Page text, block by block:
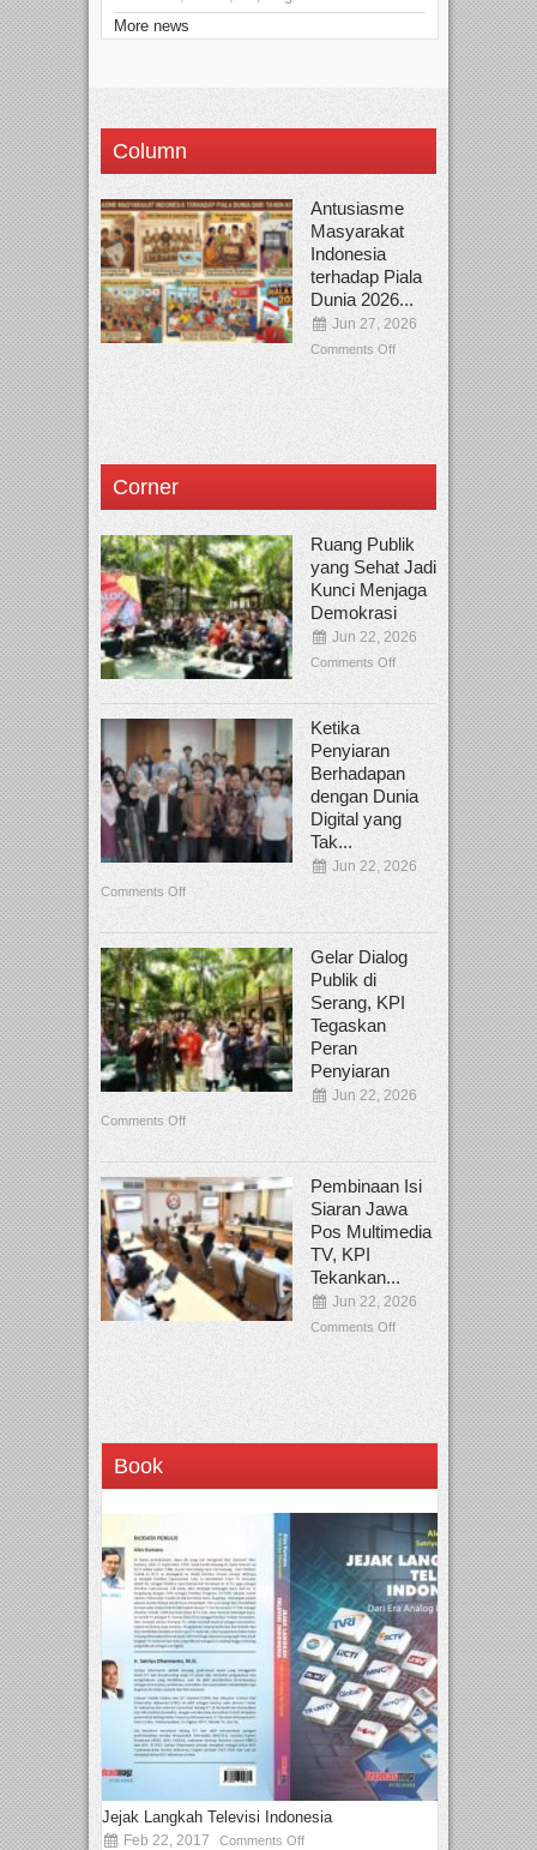
More news
Column
Antusiasme
Masyarakat
Indonesia
terhadap Piala
Dunia 2026...
Jun 27, 2026
Comments Off
Corner
Ruang Publik
yang Sehat Jadi
Kunci Menjaga
Demokrasi
Jun 22, 2026
Comments Off
Ketika
Penyiaran
Berhadapan
dengan Dunia
Digital yang
Tak...
Jun 22, 2026
Comments Off
Gelar Dialog
Publik di
Serang, KPI
Tegaskan
Peran
Penyiaran
Jun 22, 2026
Comments Off
Pembinaan Isi
Siaran Jawa
Pos Multimedia
TV, KPI
Tekankan...
Jun 22, 2026
Comments Off
Book
Jejak Langkah Televisi Indonesia
Feb 22, 2017 Comments Off